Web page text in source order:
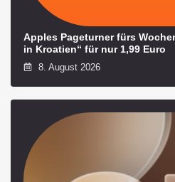
Apples Pageturner fürs
in Kroatien“ für nur 1,99 Euro
8. August 2026